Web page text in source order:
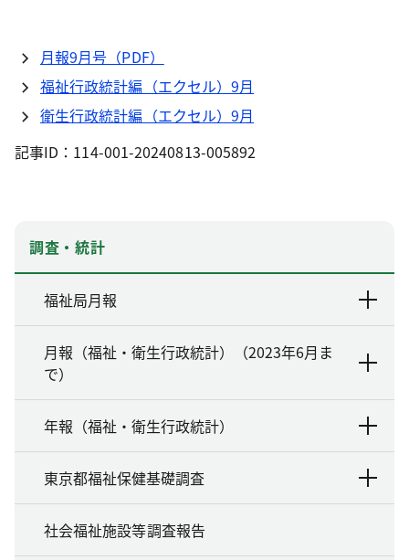
月報9月号（PDF）
福祉行政統計編（エクセル）9月
衛生行政統計編（エクセル）9月
記事ID：114-001-20240813-005892
調査・統計
福祉局月報
月報（福祉・衛生行政統計）（2023年6月ま
で）
年報（福祉・衛生行政統計）
東京都福祉保健基礎調査
社会福祉施設等調査報告